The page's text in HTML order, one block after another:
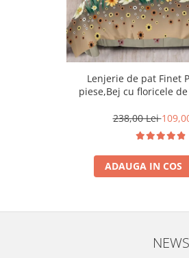
Lenjerie de pat Finet
piese,Bej cu floricele
238,00 Lei
ADAUGA IN COS